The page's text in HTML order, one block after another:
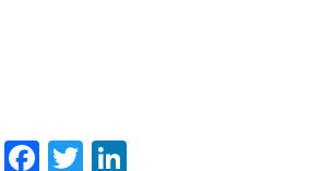
Facebook
Twitter